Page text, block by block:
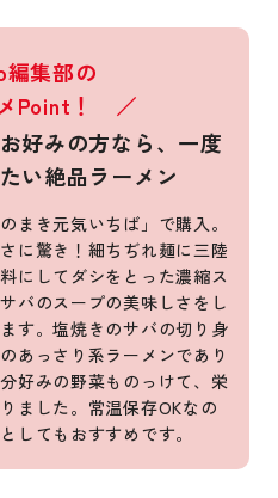
編集部の
Point！ ／
好みの方なら、一度
い絶品ラーメン
まき元気いちば」で購入。
に驚き！細ちぢれ麺に三陸
にしてダシをとった濃縮ス
バのスープの美味しさをし
す。塩焼きのサバの切り身
あっさり系ラーメンであり
好みの野菜ものっけて、栄
ました。常温保存OKなの
してもおすすめです。